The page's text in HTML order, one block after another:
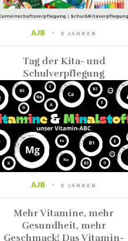
AJB 5 JAHREN
Tag der Kita- und
Schulverpflegung
AJB 5 JAHREN
Mehr Vitamine, mehr
Gesundheit, mehr
Geschmack! Das Vitamin-